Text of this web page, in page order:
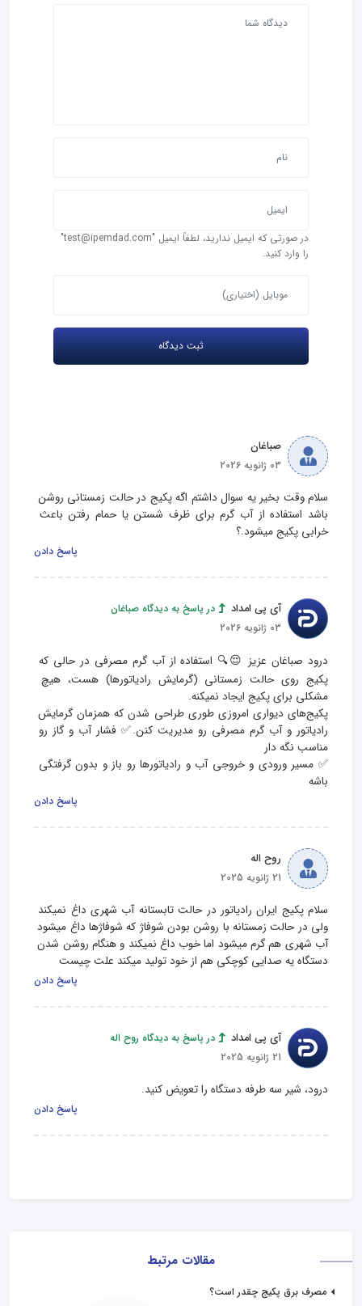
مقالات مرتبط
مصرف برق پکیج چقدر است؟
در صورتی که ایمیل ندارید، لطفاً ایمیل "test@ipemdad.com"
را وارد کنید.
صباغان
03 ژانویه 2026
سلام وقت بخیر یه سوال داشتم اگه پکیج در حالت زمستانی روشن
باشد استفاده از آب گرم برای ظرف شستن یا حمام رفتن باعث
خرابی پکیج میشود.؟
پاسخ دادن
آی پی امداد
در پاسخ به دیدگاه صباغان
03 ژانویه 2026
درود صباغان عزیز 😌🔍 استفاده از آب گرم مصرفی در حالی که
پکیج روی حالت زمستانی (گرمایش رادیاتورها) هست، هیچ
پکیج‌های دیواری امروزی طوری طراحی شدن که همزمان گرمایش
رادیاتور و آب گرم مصرفی رو مدیریت کنن.✅ فشار آب و گاز رو
✅ مسیر ورودی و خروجی آب و رادیاتورها رو باز و بدون گرفتگی
باشه
پاسخ دادن
روح اله
21 ژانویه 2025
سلام پکیج ایران رادیاتور در حالت تابستانه آب شهری داغ نمیکند
ولی در حالت زمستانه با روشن بودن شوفاژ که شوفاژها داغ میشود
آب شهری هم گرم میشود اما خوب داغ نمیکند و هنگام روشن شدن
دستگاه یه صدایی کوچکی هم از خود تولید میکند علت چیست
پاسخ دادن
آی پی امداد
در پاسخ به دیدگاه روح اله
21 ژانویه 2025
درود، شیر سه طرفه دستگاه را تعویض کنید.
پاسخ دادن